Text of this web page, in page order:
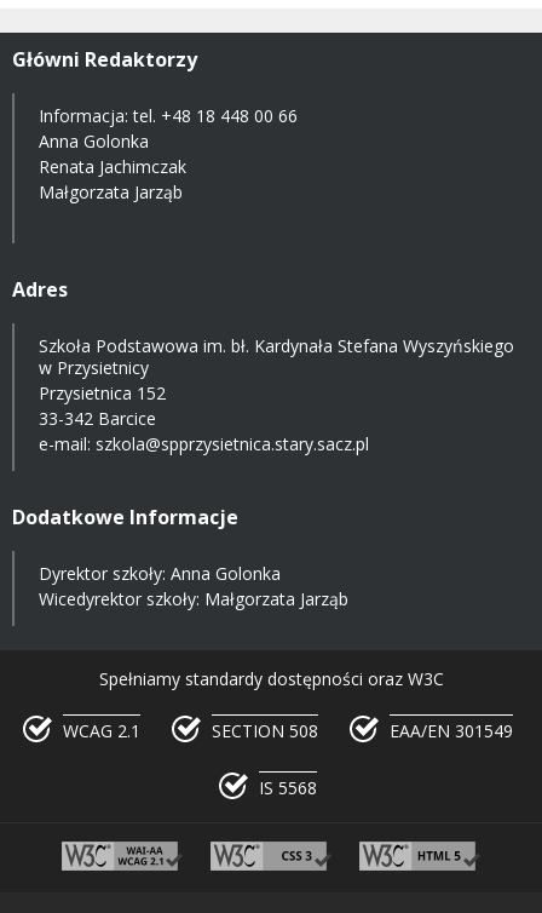
Główni Redaktorzy
Informacja: tel. +48 18 448 00 66
Anna Golonka
Renata Jachimczak
Małgorzata Jarząb
Adres
Szkoła Podstawowa im. bł. Kardynała Stefana Wyszyńskiego
w Przysietnicy
Przysietnica 152
33-342 Barcice
e-mail: szkola@spprzysietnica.stary.sacz.pl
Dodatkowe Informacje
Dyrektor szkoły: Anna Golonka
Wicedyrektor szkoły: Małgorzata Jarząb
Spełniamy standardy dostępności oraz W3C
WCAG 2.1 SECTION 508 EAA/EN 301549
IS 5568